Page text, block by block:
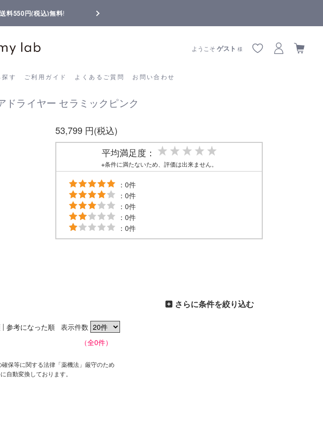
無料! 【重要】熊本地震の影響によりお届けに遅延が生じております
す ご利用ガイド よくあるご質問 お問い合わせ
ようこそゲスト 様
ら探す ご利用ガイド よくあるご質問
ライヤー セラミックピンク
53,799 円(税込)
平均満足度：
※条件に満たないため、評価は出来ません。
：0件
：0件
：0件
：0件
：0件
さらに条件を絞り込む
| 参考になった順 表示件数
（全0件）
保等に関する法律「薬機法」厳守のため
自動変換しております。